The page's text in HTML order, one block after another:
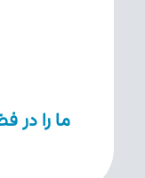
ما را در